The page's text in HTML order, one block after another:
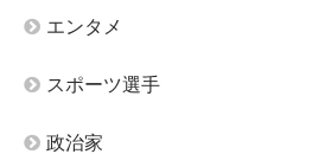
エンタメ
スポーツ選手
政治家